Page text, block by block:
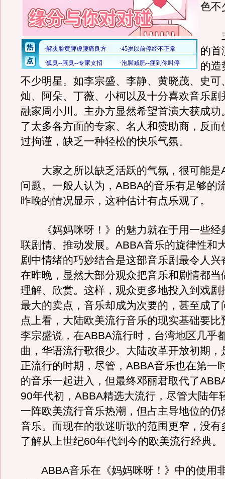
色不
主
的首
的造
不少明星。如李宗盛、李静、黄晓茂、史可
灿、阿朵、丁薇、小柯以及十分喜欢音乐剧
融家周小川。主办方显然希望首演大获成功
了太多各方面的专家、名人和赞助商，反而
过拘谨，缺乏一种轻松的快乐气氛。
大家之所以缺乏活跃的气氛，很可能是
问题。一般人认为，ABBA的音乐有足够的
昨晚的情况显示，这种估计有点乐观了。
《妈妈咪呀！》的魅力就在于用一些经
联剧情、推动发展。ABBA音乐的旋律性和
剧中情绪的巧妙结合是这部音乐剧最令人兴
在昨晚，显然大部分观众把音乐和剧情都当
理解、欣赏。这样，观众更多地投入到戏剧
最大的卖点，音乐却成为次要的，甚至成了
点上看，大陆欧美流行音乐的现实基础要比
李宗盛说，在ABBA流行时，台湾地区几乎
曲，华语流行歌很少。大陆改革开放初期，
正流行的时期，尽管，ABBA音乐也在第一
的音乐一起进入，但最终邓丽君取代了
90年代初，ABBA精选大流行，尽管大陆年
一阵欧美流行音乐热潮，但占主导地位的仍
音乐。而现在的歌迷听歌的范围更窄，没有
了解从上世纪60年代到今的欧美流行经典。
ABBA音乐在《妈妈咪呀！》中的使用